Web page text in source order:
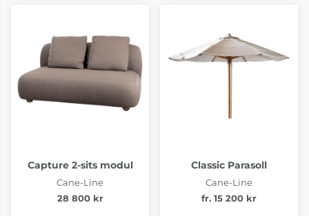
Capture 2-sits modul
Cane-Line
28 800 kr
Classic Parasoll
Cane-Line
fr. 15 200 kr